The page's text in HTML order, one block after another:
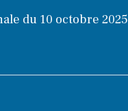
du 10 octobre 2025